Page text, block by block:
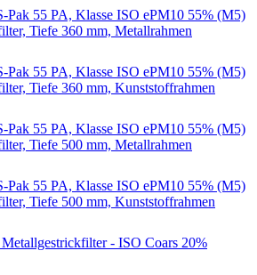
Pak 55 PA, Klasse ISO ePM10 55% (M5)
Tiefe 360 mm, Metallrahmen
Pak 55 PA, Klasse ISO ePM10 55% (M5)
Tiefe 360 mm, Kunststoffrahmen
Pak 55 PA, Klasse ISO ePM10 55% (M5)
Tiefe 500 mm, Metallrahmen
Pak 55 PA, Klasse ISO ePM10 55% (M5)
Tiefe 500 mm, Kunststoffrahmen
- ISO Coars 20%